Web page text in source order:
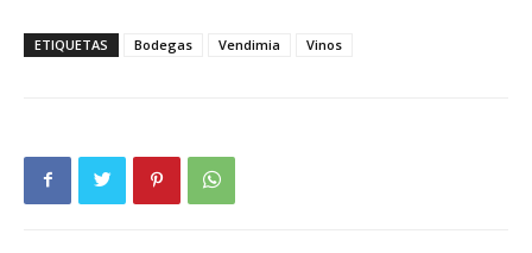
ETIQUETAS Bodegas Vendimia Vinos